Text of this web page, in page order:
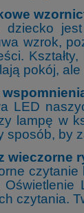
dziecko
wzrok,
pokój,
LED
lampę w
sposób, by
wieczorne
czytanie
czytania.